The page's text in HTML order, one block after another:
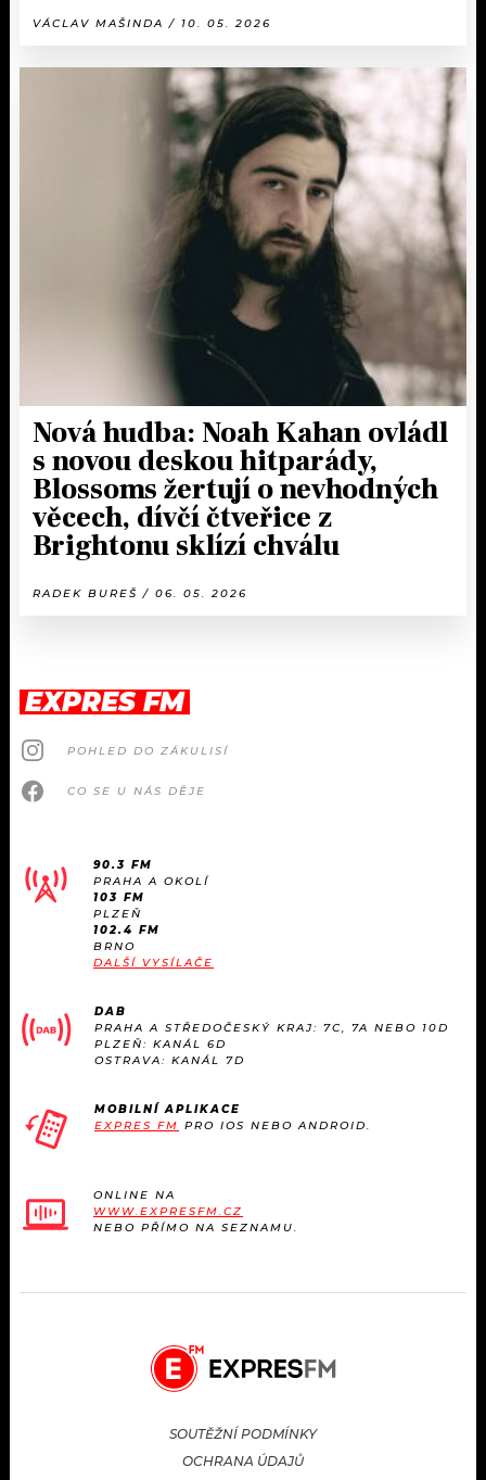
VÁCLAV MAŠINDA / 10. 05. 2026
Nová hudba: Noah Kahan ovládl
s novou deskou hitparády,
Blossoms žertují o nevhodných
věcech, dívčí čtveřice z
Brightonu sklízí chválu
RADEK BUREŠ / 06. 05. 2026
EXPRES FM
POHLED DO ZÁKULISÍ
CO SE U NÁS DĚJE
90.3 FM
PRAHA A OKOLÍ
103 FM
PLZEŇ
102.4 FM
BRNO
DALŠÍ VYSÍLAČE
DAB
PRAHA A STŘEDOČESKÝ KRAJ: 7C, 7A NEBO 10D
PLZEŇ: KANÁL 6D
OSTRAVA: KANÁL 7D
MOBILNÍ APLIKACE
EXPRES FM PRO IOS NEBO ANDROID.
ONLINE NA
WWW.EXPRESFM.CZ
NEBO PŘÍMO NA SEZNAMU.
SOUTĚŽNÍ PODMÍNKY
OCHRANA ÚDAJŮ